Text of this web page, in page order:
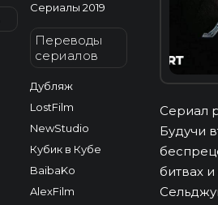
Сериалы 2019
Переводы
сериалов
Дубляж
LostFilm
NewStudio
Кубик в Кубе
BaibaKo
AlexFilm
Сериал
Будучи
битвах